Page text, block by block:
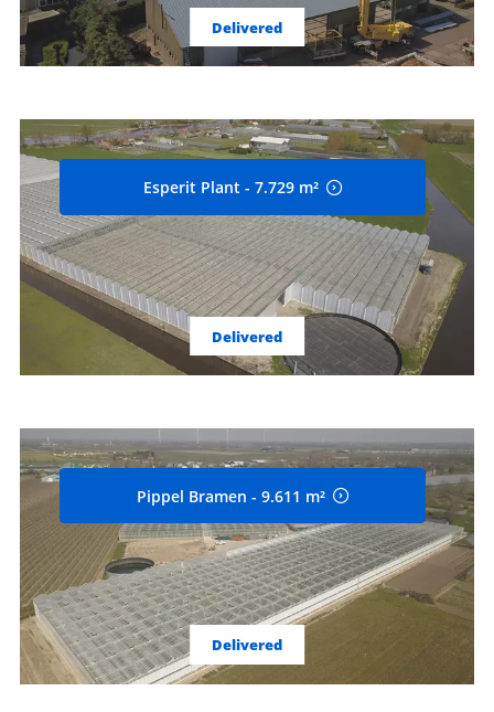
Delivered
Esperit Plant - 7.729 m²
Delivered
Pippel Bramen - 9.611 m²
Delivered